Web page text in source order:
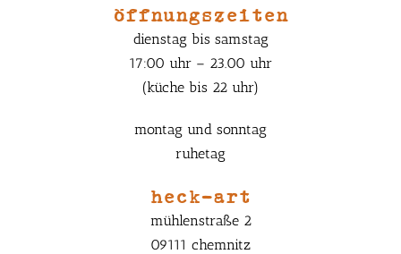
öffnungszeiten
dienstag bis samstag
17:00 uhr – 23.00 uhr
(küche bis 22 uhr)
montag und sonntag
ruhetag
heck-art
mühlenstraße 2
09111 chemnitz